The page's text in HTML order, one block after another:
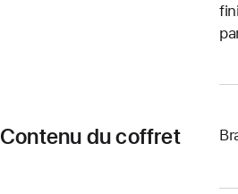
Contenu du coffret